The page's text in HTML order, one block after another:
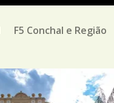
F5 Conchal e Região